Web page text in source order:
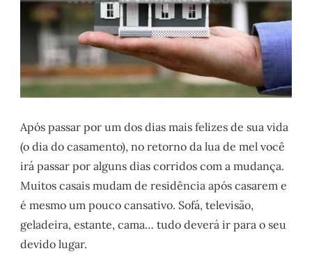
Após passar por um dos dias mais felizes de sua vida
(o dia do casamento), no retorno da lua de mel você
irá passar por alguns dias corridos com a mudança.
Muitos casais mudam de residência após casarem e
é mesmo um pouco cansativo. Sofá, televisão,
geladeira, estante, cama… tudo deverá ir para o seu
devido lugar.